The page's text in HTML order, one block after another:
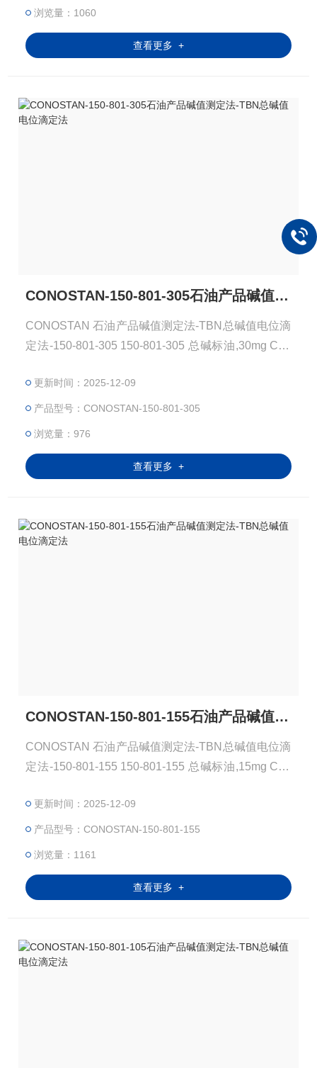
浏览量：1060
查看更多 +
CONOSTAN-150-801-305石油产品碱值测定法-TBN总碱值电位滴定法
CONOSTAN 石油产品碱值测定法-TBN总碱值电位滴
定法-150-801-305 150-801-305 总碱标油,30mg Con
ber(TBN)：在规定的条件下滴定时，中和1g试样中全
部碱性组分所需高氯酸的量，以当量氢氧化钾毫克数
更新时间：2025-12-09
产品型号：CONOSTAN-150-801-305
浏览量：976
查看更多 +
CONOSTAN-150-801-155石油产品碱值测定法-TBN总碱值电位滴定法
CONOSTAN 石油产品碱值测定法-TBN总碱值电位滴
定法-150-801-155 150-801-155 总碱标油,15mg Con
ber(TBN)：在规定的条件下滴定时，中和1g试样中全
部碱性组分所需高氯酸的量，以当量氢氧化钾毫克数
更新时间：2025-12-09
产品型号：CONOSTAN-150-801-155
浏览量：1161
查看更多 +